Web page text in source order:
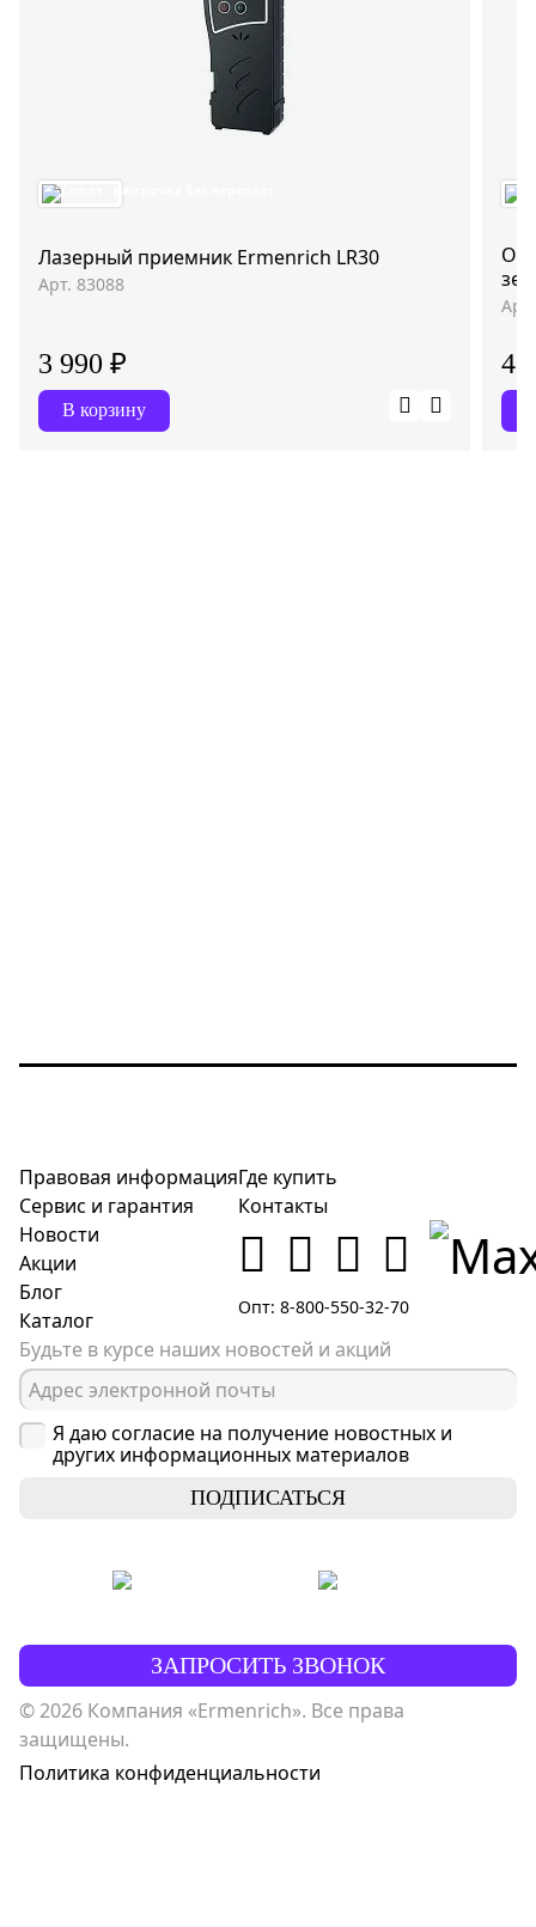
Лазерный приемник Ermenrich LR30
Арт. 83088
3 990 ₽
В корзину
Правовая информация
Сервис и гарантия
Новости
Акции
Блог
Каталог
Где купить
Контакты
Опт: 8-800-550-32-70
Будьте в курсе наших новостей и акций
Я даю согласие на получение новостных и
других информационных материалов
ПОДПИСАТЬСЯ
ЗАПРОСИТЬ ЗВОНОК
© 2026 Компания «Ermenrich». Все права
защищены.
Политика конфиденциальности